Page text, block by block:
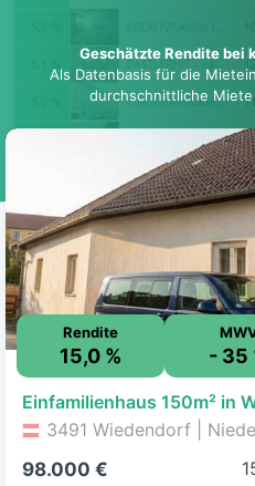
Geschätzte Rendite bei
Als Datenbasis für die
durchschnittliche
Rendite
15,0 % - 35
3491 Wiedendorf |
98.000 €